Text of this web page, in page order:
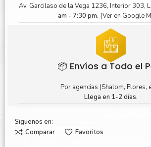
Av. Garcilaso de la Vega 1236, Interior 303,
am - 7:30 pm. [Ver en Google
📦 Envíos a Todo el
Por agencias (Shalom, Flores,
Llega en 1-2 días.
Siguenos en:
Comparar
Favoritos